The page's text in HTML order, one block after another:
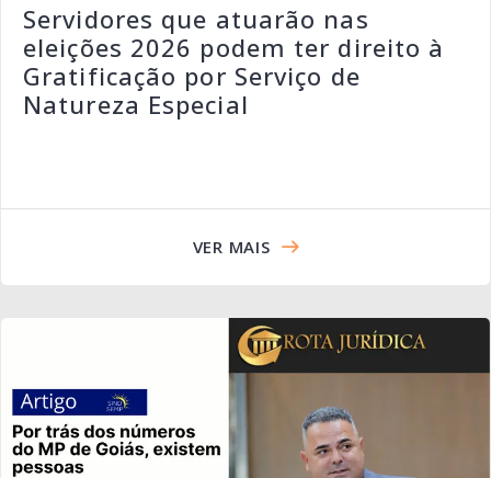
Servidores que atuarão nas
eleições 2026 podem ter direito à
Gratificação por Serviço de
Natureza Especial
VER MAIS